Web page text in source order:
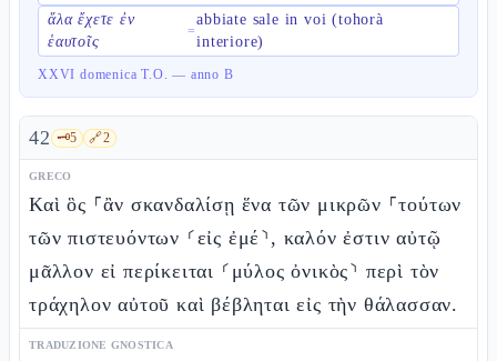
ἅλα ἔχετε ἐν
ἑαυτοῖς
=
abbiate sale in voi (tohorà
interiore)
XXVI domenica T.O. — anno B
42 🗝️5 🔗2
GRECO
Καὶ ὃς ⸀ἂν σκανδαλίσῃ ἕνα τῶν μικρῶν ⸀τούτων
τῶν πιστευόντων ⸂εἰς ἐμέ⸃, καλόν ἐστιν αὐτῷ
μᾶλλον εἰ περίκειται ⸂μύλος ὀνικὸς⸃ περὶ τὸν
τράχηλον αὐτοῦ καὶ βέβληται εἰς τὴν θάλασσαν.
TRADUZIONE GNOSTICA